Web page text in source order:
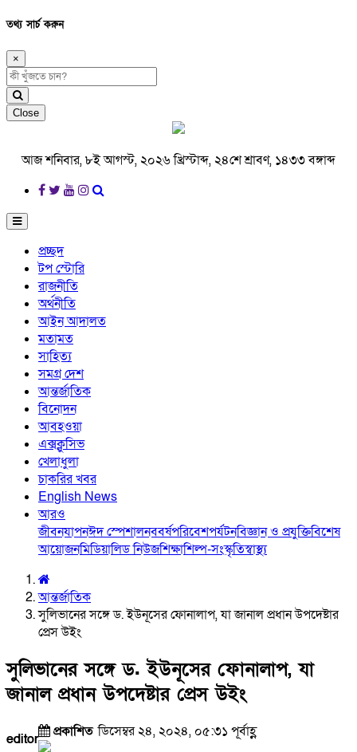
তথ্য সার্চ করুন
×
Close
আজ শনিবার, ৮ই আগস্ট, ২০২৬ খ্রিস্টাব্দ, ২৪শে শ্রাবণ, ১৪৩৩ বঙ্গাব্দ
প্রচ্ছদ
টপ স্টোরি
রাজনীতি
অর্থনীতি
আইন আদালত
মতামত
সাহিত্য
সমগ্র দেশ
আন্তর্জাতিক
বিনোদন
আবহওয়া
এক্সক্লুসিভ
খেলাধুলা
চাকরির খবর
English News
আরও
জীবনযাপনঈদ স্পেশালনববর্ষপরিবেশপর্যটনবিজ্ঞান ও প্রযুক্তিবিশেষ
আয়োজনমিডিয়ালিড নিউজশিক্ষাশিল্প-সংস্কৃতিস্বাস্থ্য
আন্তর্জাতিক
সুলিভানের সঙ্গে ড. ইউনূসের ফোনালাপ, যা জানাল প্রধান উপদেষ্টার
প্রেস উইং
সুলিভানের সঙ্গে ড. ইউনূসের ফোনালাপ, যা
জানাল প্রধান উপদেষ্টার প্রেস উইং
editor প্রকাশিতডিসেম্বর ২৪, ২০২৪, ০৫:৩১ পূর্বাহ্ণ